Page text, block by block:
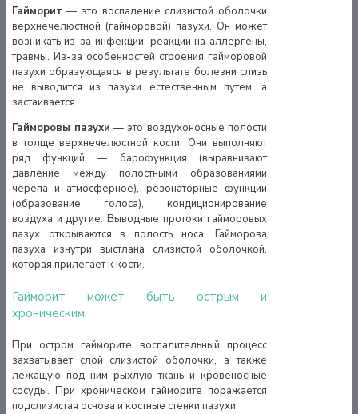
Гайморит — это воспаление слизистой оболочки
верхнечелюстной (гайморовой) пазухи. Он может
возникать из-за инфекции, реакции на аллергены,
травмы. Из-за особенностей строения гайморовой
пазухи образующаяся в результате болезни слизь
не выводится из пазухи естественным путем, а
застаивается.
Гайморовы пазухи — это воздухоносные полости
в толще верхнечелюстной кости. Они выполняют
ряд функций — барофункция (выравнивают
давление между полостными образованиями
черепа и атмосферное), резонаторные функции
(образование голоса), кондиционирование
воздуха и другие. Выводные протоки гайморовых
пазух открываются в полость носа. Гайморова
пазуха изнутри выстлана слизистой оболочкой,
которая прилегает к кости.
Гайморит может быть острым и
хроническим.
При остром гайморите воспалительный процесс
захватывает слой слизистой оболочки, а также
лежащую под ним рыхлую ткань и кровеносные
сосуды. При хроническом гайморите поражается
подслизистая основа и костные стенки пазухи.